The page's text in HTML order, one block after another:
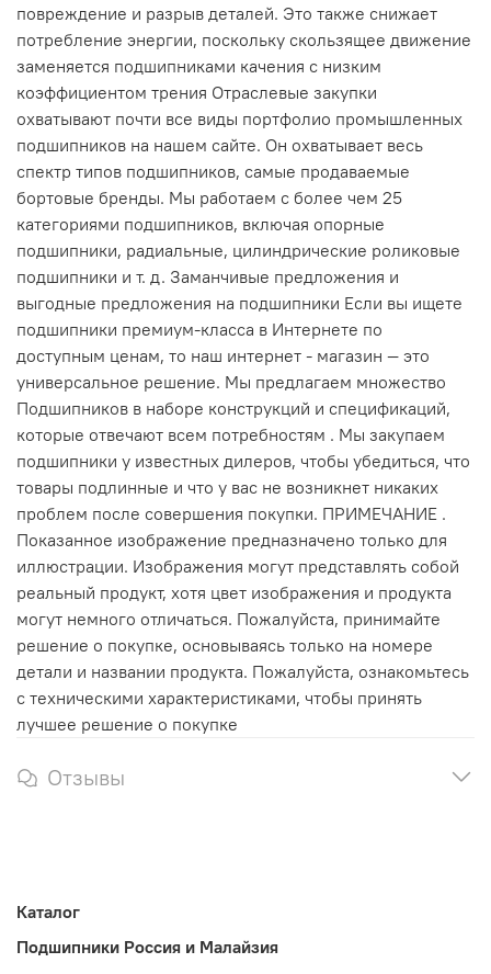
повреждение и разрыв деталей. Это также снижает
потребление энергии, поскольку скользящее движение
заменяется подшипниками качения с низким
коэффициентом трения Отраслевые закупки
охватывают почти все виды портфолио промышленных
подшипников на нашем сайте. Он охватывает весь
спектр типов подшипников, самые продаваемые
бортовые бренды. Мы работаем с более чем 25
категориями подшипников, включая опорные
подшипники, радиальные, цилиндрические роликовые
подшипники и т. д. Заманчивые предложения и
выгодные предложения на подшипники Если вы ищете
подшипники премиум-класса в Интернете по
доступным ценам, то наш интернет - магазин — это
универсальное решение. Мы предлагаем множество
Подшипников в наборе конструкций и спецификаций,
которые отвечают всем потребностям . Мы закупаем
подшипники у известных дилеров, чтобы убедиться, что
товары подлинные и что у вас не возникнет никаких
проблем после совершения покупки. ПРИМЕЧАНИЕ .
Показанное изображение предназначено только для
иллюстрации. Изображения могут представлять собой
реальный продукт, хотя цвет изображения и продукта
могут немного отличаться. Пожалуйста, принимайте
решение о покупке, основываясь только на номере
детали и названии продукта. Пожалуйста, ознакомьтесь
с техническими характеристиками, чтобы принять
лучшее решение о покупке
Отзывы
Каталог
Подшипники Россия и Малайзия